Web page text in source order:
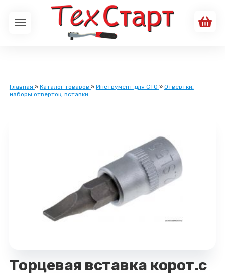
Главная » Каталог товаров » Инструмент для СТО » Отвертки,
наборы отверток, вставки
Торцевая вставка корот.с